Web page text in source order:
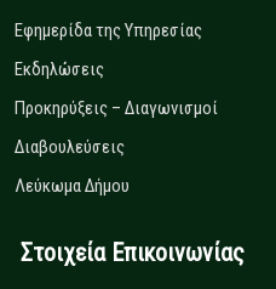
Εφημερίδα της Υπηρεσίας
Εκδηλώσεις
Προκηρύξεις – Διαγωνισμοί
Διαβουλεύσεις
Λεύκωμα Δήμου
Στοιχεία Επικοινωνίας